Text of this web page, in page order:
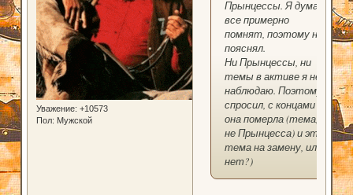
Уважение: +10573
Пол: Мужской
Прынцессы. Я думал,
все примерно
помнят, поэтому не
пояснял.
Ни Прынцессы, ни
темы в активе я не
наблюдаю. Поэтому
спросил, с концами
она померла (тема,
не Прынцесса) и эта
тема на замену, или
нет?)